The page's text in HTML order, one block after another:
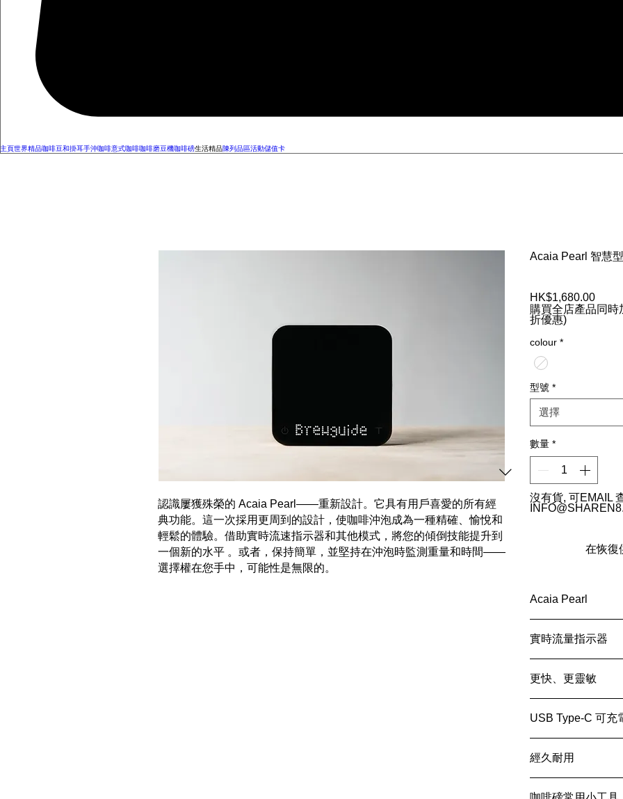
主頁世界精品咖啡豆和掛耳手沖咖啡意式咖啡咖啡磨豆機咖啡磅生活精品陳列品區活動儲值卡
認識屢獲殊榮的 Acaia Pearl——重新設計。它具有用戶喜愛的所有經
典功能。這一次採用更周到的設計，使咖啡沖泡成為一種精確、愉悅和
輕鬆的體驗。 借助實時流速指示器和其他模式 ，將您的傾倒技能提升到
一個新的水平 。 或者，保持簡單，並堅持在沖泡時監測重量和時間——
選擇權在您手中，可能性是無限的。
Acaia Pearl 智慧
HK$1,680.00價
格
購買全店產品同
折優惠)
colour *
型號 *
選擇
數量 *
沒有貨, 可EMAIL
在恢復
Acaia Pearl
始 Pearl 更快更好
C 充電和更明亮的
實時流量指示器
，提高您的整體沖
每次都能達到理想
更快、更靈敏
準確地穩定下來，
USB Type-C 可充
源。如果您每天沖
電一次。
經久耐用